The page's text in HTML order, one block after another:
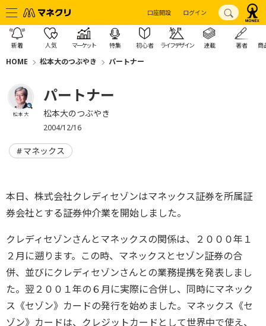
口座開設 ログイン
新着 人気 マーケット 特集 初心者 ライフデザイン 連載 著者 商
HOME 松本大のつぶやき パートナー
松本 大
パートナー
松本大のつぶやき
2004/12/16
マネックス
本日、株式会社クレディセゾンはマネックス証券を所属証
券会社とする証券仲介業を開始しました。
クレディセゾンさんとマネックスの関係は、２０００年１
２月に遡ります。この時、マネックスとセゾン証券の合
併、並びにクレディセゾンさんとの業務提携を発表しまし
た。翌２００１年の６月に実際に合併し、同時にマネック
ス《セゾン》カードの発行を始めました。マネックス《セ
ゾン》カードは、クレジットカードとして世界中で使え、